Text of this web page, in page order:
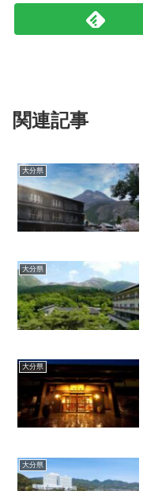
関連記事
大分県
大分県
大分県
大分県